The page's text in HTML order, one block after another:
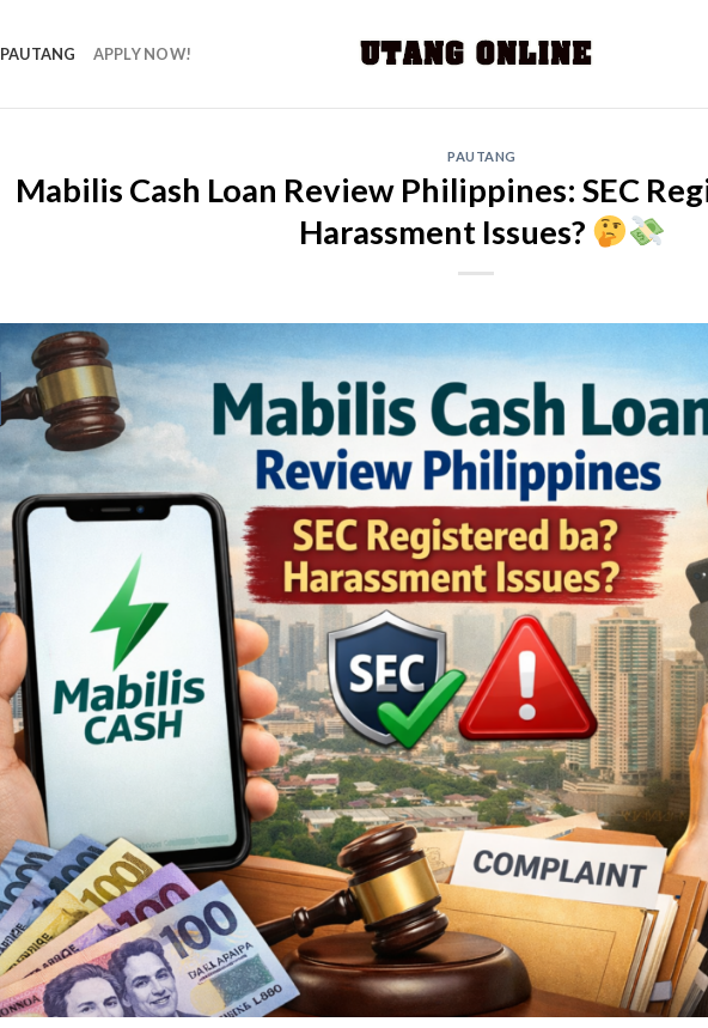
PAUTANG APPLY NOW!
PAUTANG
Mabilis Cash Loan Review Philippines: SEC
Harassment Issues?